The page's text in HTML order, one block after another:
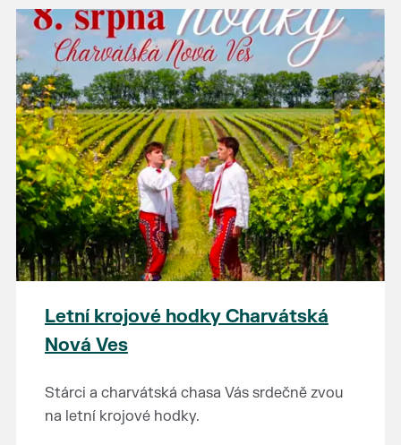
Letní krojové hodky Charvátská
Nová Ves
Stárci a charvátská chasa Vás srdečně zvou
na letní krojové hodky.